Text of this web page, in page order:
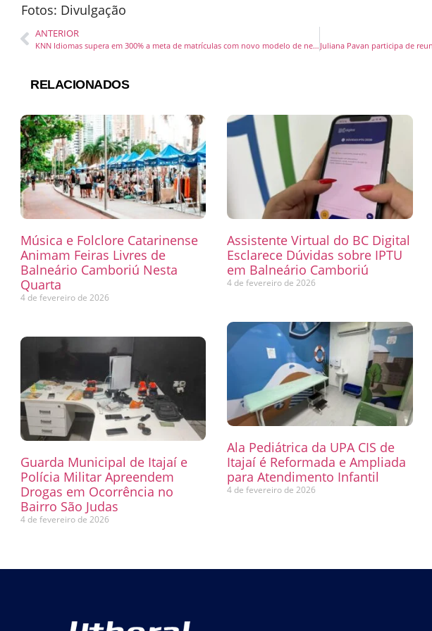
Fotos: Divulgação
ANTERIOR
KNN Idiomas supera em 300% a meta de matrículas com novo modelo de negócio em shopping do RJ
RELACIONADOS
Música e Folclore Catarinense
Animam Feiras Livres de
Balneário Camboriú Nesta
Quarta
4 de fevereiro de 2026
Assistente Virtual do BC Digital
Esclarece Dúvidas sobre IPTU
em Balneário Camboriú
4 de fevereiro de 2026
Guarda Municipal de Itajaí e
Polícia Militar Apreendem
Drogas em Ocorrência no
Bairro São Judas
4 de fevereiro de 2026
Ala Pediátrica da UPA CIS de
Itajaí é Reformada e Ampliada
para Atendimento Infantil
4 de fevereiro de 2026